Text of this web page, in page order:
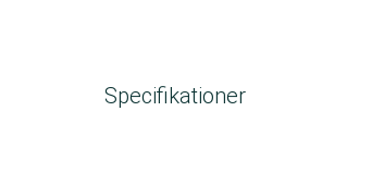
Specifikationer